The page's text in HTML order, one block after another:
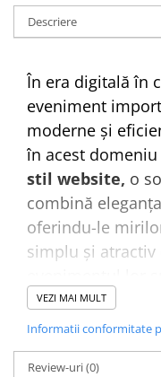
Descriere
În era digitală în
eveniment
moderne și
în acest domeniu
stil website, o
combină
oferindu-le
simplu și atractiv
De ce să alegi o
website?
Toate
Invitația de
VEZI MAI MULT
Informatii conformitate
Review-uri(0)